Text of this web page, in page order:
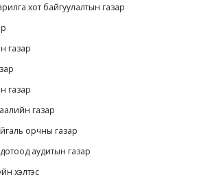
хот байгуулалтын газар
газар
газар
газар
орчны газар
аудитын газар
хэлтэс